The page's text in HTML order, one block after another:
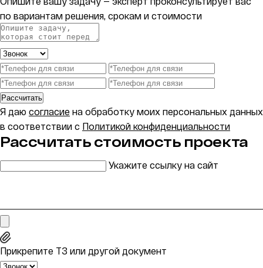
по вариантам решения, срокам и стоимости
Рассчитать
Я даю согласие на обработку моих персональных данных
в соответствии с Политикой конфиденциальности
Рассчитать стоимость проекта
Укажите ссылку на сайт
Прикрепите ТЗ или другой документ